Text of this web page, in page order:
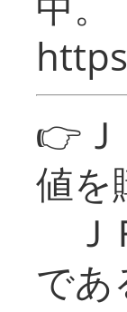
👉
値を
Ｊ
であ